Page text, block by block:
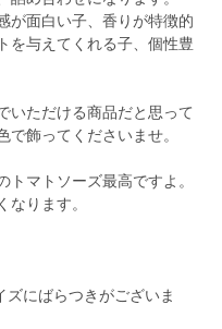
が面白い子、香りが特徴的
を与えてくれる子、個性豊
いただける商品だと思って
で飾ってくださいませ。
マトソーズ最高ですよ。
なります。
にばらつきがございま